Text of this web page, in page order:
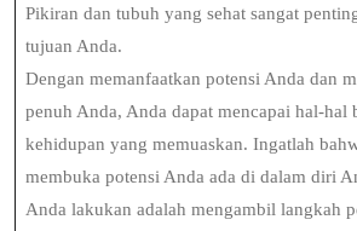
Pikiran dan tubuh yang sehat sangat
tujuan Anda.
Dengan memanfaatkan potensi Anda dan
penuh Anda, Anda dapat mencapai hal-hal
kehidupan yang memuaskan. Ingatlah
membuka potensi Anda ada di dalam diri
Anda lakukan adalah mengambil langkah